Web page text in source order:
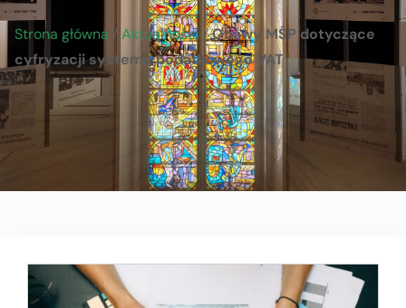
Strona główna / Aktualności /Obawy MŚP dotyczące
cyfryzacji systemu podatkowego VAT